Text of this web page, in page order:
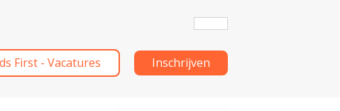
First - Vacatures Inschrijven